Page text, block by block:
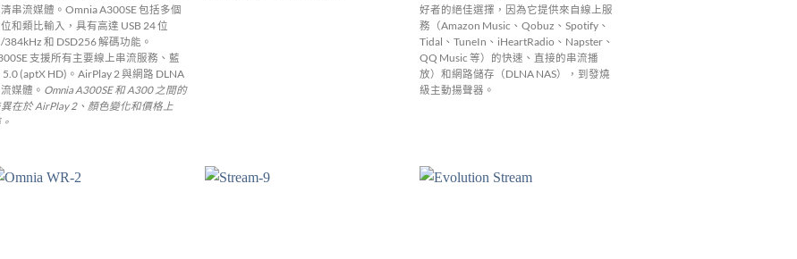
串流媒體。 Omnia A300SE 包括多個
和類比輸入，具有高達 USB 24 位
384kHz 和 DSD256 解碼功能。
支援所有主要線上串流服務、藍
5.0 (aptX HD)。 AirPlay 2 與網路 DLNA
媒體。 Omnia A300SE 和 A300 之間的
異在於 AirPlay 2、顏色變化和價格上
好者的絕佳選擇，因為它提供來自線上服
務（Amazon Music、Qobuz、Spotify、
Tidal、TuneIn、iHeartRadio、Napster、
QQ Music 等）的快速、直接的串流播
放）和網路儲存（DLNA NAS），到發燒
級主動揚聲器。